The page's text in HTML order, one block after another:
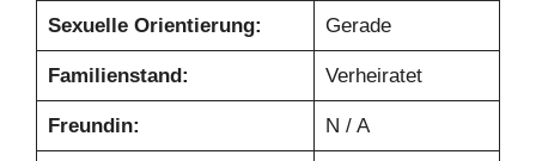
Sexuelle Orientierung: Gerade
Familienstand: Verheiratet
Freundin: N / A